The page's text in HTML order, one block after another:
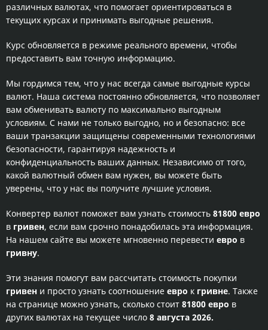
различных валютах, что помогает ориентироваться в
текущих курсах и принимать выгодные решения.
Курс обновляется в режиме реального времени, чтобы
предоставить вам точную информацию.
Мы гордимся тем, что у нас всегда самые выгодные курсы
валют. Наша система постоянно обновляется, что позволяет
вам обменивать валюту по максимально выгодным
условиям. С нами не только выгодно, но и безопасно: все
ваши транзакции защищены современными технологиями
безопасности, гарантируя надежность и
конфиденциальность ваших данных. Независимо от того,
какой валютный обмен вам нужен, вы можете быть
уверены, что у нас вы получите лучшие условия.
Конвертер валют поможет вам узнать стоимость 81800 евро
в гривен, если вам срочно понадобилась эта информация.
На нашем сайте вы можете мгновенно перевести евро в
гривну.
Эти знания помогут вам рассчитать стоимость покупки
гривен и просто узнать соотношение евро к гривне. Также
на странице можно узнать, сколько стоит 81800 евро в
других валютах на текущее число 8 августа 2026.